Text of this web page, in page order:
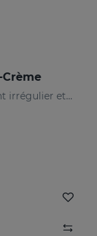
Crème
Prévient les taches, le teint irrégulier et les rides sur la peau